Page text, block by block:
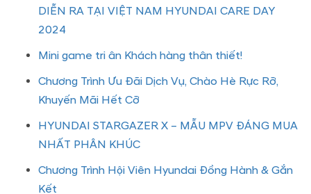
DIỄN RA TẠI VIỆT NAM HYUNDAI CARE DAY
2024
Mini game tri ân Khách hàng thân thiết!
Chương Trình Ưu Đãi Dịch Vụ, Chào Hè Rực Rỡ,
Khuyến Mãi Hết Cỡ
HYUNDAI STARGAZER X – MẪU MPV ĐÁNG MUA
NHẤT PHÂN KHÚC
Chương Trình Hội Viên Hyundai Đồng Hành & Gắn
Kết